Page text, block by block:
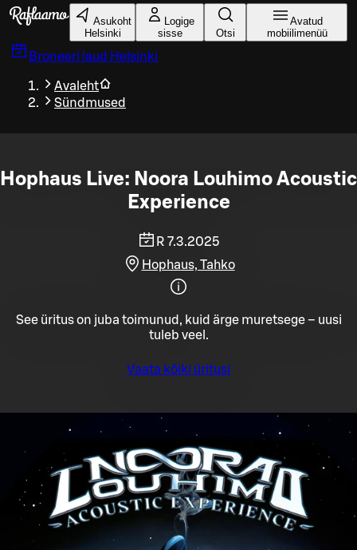
Liigu peamise sisu juurde
Asukoht
Helsinki
Logige
sisse
Otsi
Avatud
mobiilimenüü
Broneeri laud Helsinki
Avaleht
Sündmused
Hophaus Live: Noora Louhimo Acoustic
Experience
R 7.3.2025
Hophaus, Tahko
See üritus on juba toimunud, kuid ärge muretsege – uusi
tuleb veel.
Vaata kõiki üritusi